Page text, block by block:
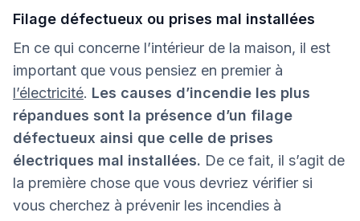
Filage défectueux ou prises mal installées
En ce qui concerne l’intérieur de la maison, il est
important que vous pensiez en premier à
l’électricité. Les causes d’incendie les plus
répandues sont la présence d’un filage
défectueux ainsi que celle de prises
électriques mal installées. De ce fait, il s’agit de
la première chose que vous devriez vérifier si
vous cherchez à prévenir les incendies à